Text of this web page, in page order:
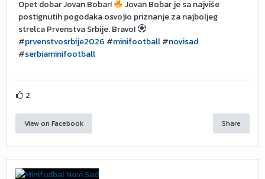
Opet dobar Jovan Bobar!
Jovan Bobar je sa najviše
postignutih pogodaka osvojio priznanje za najboljeg
strelca Prvenstva Srbije. Bravo!
#prvenstvosrbije2026 #minifootball#novisad
#serbiaminifootball
2
View on Facebook Share